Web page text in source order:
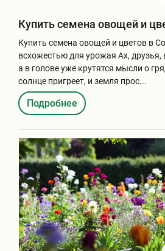
Купить семена овощей и
Купить семена овощей и цветов в
всхожестью для урожая Ах, друзья,
а в голове уже крутятся мысли о
солнце пригреет, и земля прос...
Подробнее